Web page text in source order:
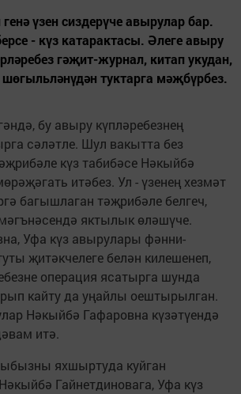
үзен сиздерүче авырулар бар.
- күз катарактасы. Әлеге авыру
гәҗит-журнал, китап укудан,
туктарга мәҗбүрбез.
бу авыру күпләребезнең
сәләтле. Шул вакытта без
күз табибәсе Нәкыйбә
итәбез. Ул - үзенең хезмәт
багышлаган тәҗрибәле белгеч,
яктылык өләшүче.
Уфа күз авырулары фәнни-
җитәкчелеге белән килешенеп,
операция ясатырга шунда
кайту да уңайлы оештырылган.
Нәкыйбә Гафаровна күзәтүендә
итә.
яхшыртуда куйган
Гайнетдиновага, Уфа күз